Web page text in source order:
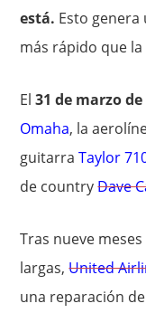
está. Esto
más rápido que la
El31 de marzo de
Omaha, la
guitarraTaylor
de countryDave
Tras nueve
largas,United
una reparación